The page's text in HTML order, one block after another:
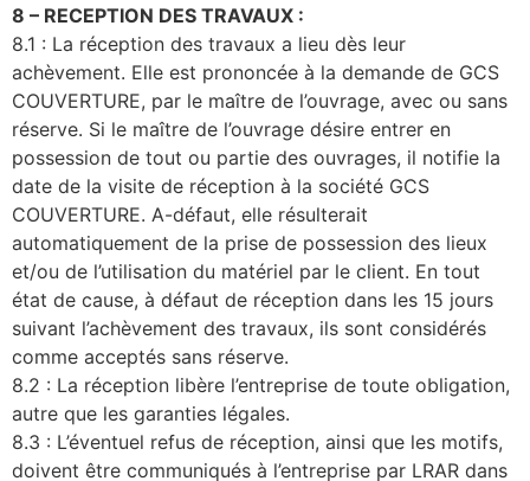
8 – RECEPTION DES TRAVAUX :
8.1 : La réception des travaux a lieu dès leur
achèvement. Elle est prononcée à la demande de GCS
COUVERTURE, par le maître de l’ouvrage, avec ou sans
réserve. Si le maître de l’ouvrage désire entrer en
possession de tout ou partie des ouvrages, il notifie la
date de la visite de réception à la société GCS
COUVERTURE. A-défaut, elle résulterait
automatiquement de la prise de possession des lieux
et/ou de l’utilisation du matériel par le client. En tout
état de cause, à défaut de réception dans les 15 jours
suivant l’achèvement des travaux, ils sont considérés
comme acceptés sans réserve.
8.2 : La réception libère l’entreprise de toute obligation,
autre que les garanties légales.
8.3 : L’éventuel refus de réception, ainsi que les motifs,
doivent être communiqués à l’entreprise par LRAR dans